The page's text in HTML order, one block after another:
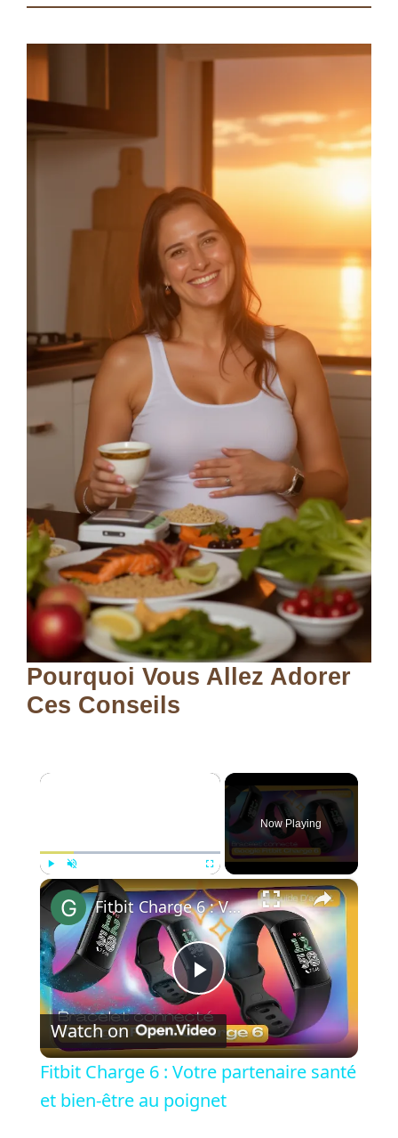
Pourquoi Vous Allez Adorer
Ces Conseils
×
Play Fullscreen
Now Playing
×
P
l
a
Fitbit Charge 6 : Votre partenaire santé et bien-être au poignet
Watch on
Fitbit Charge 6 : Votre partenaire santé
et bien-être au poignet